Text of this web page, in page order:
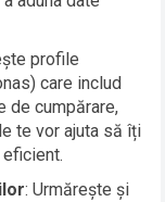
profile
care includ
de cumpărare,
te vor ajuta să îți
: Urmărește și